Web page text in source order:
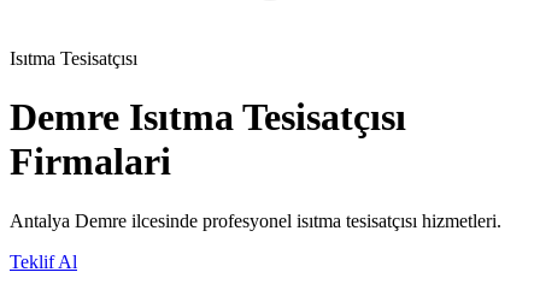
Isıtma Tesisatçısı
Demre Isıtma Tesisatçısı
Firmalari
Antalya Demre ilcesinde profesyonel isıtma tesisatçısı hizmetleri.
Teklif Al